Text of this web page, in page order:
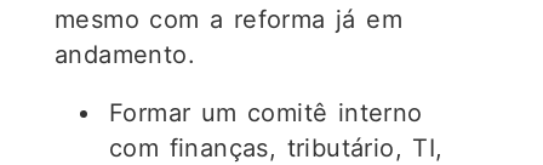
mesmo com a reforma já em
andamento.
Formar um comitê interno
com finanças, tributário, TI,